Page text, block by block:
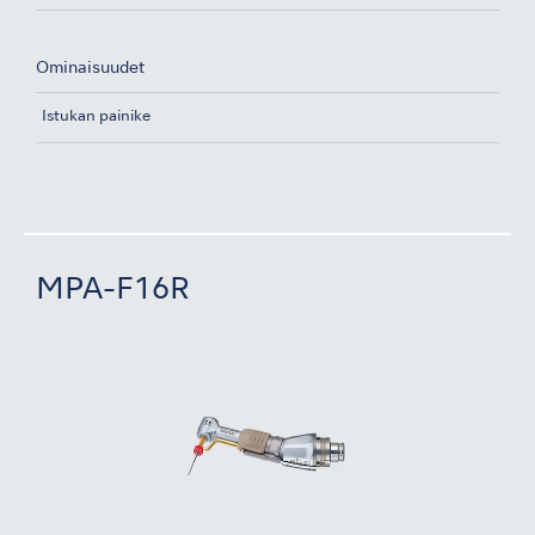
Ominaisuudet
Istukan painike
MPA-F16R